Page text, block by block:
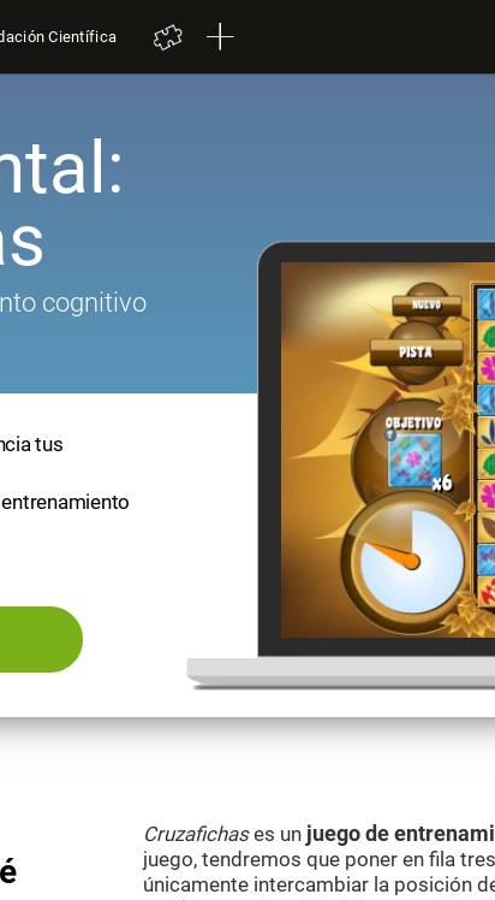
Científica
cognitivo
tus
Cruzafichases un juego de
juego, tendremos que poner en fila
únicamente intercambiar la posición